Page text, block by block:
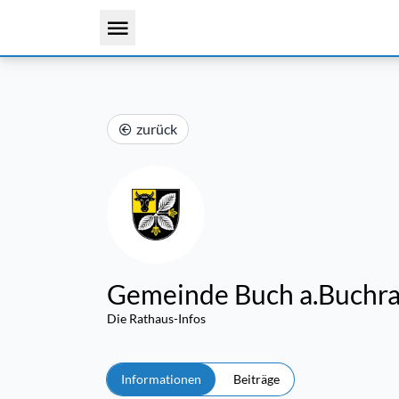
zurück
Gemeinde Buch
Die Rathaus-Infos
Informationen Beiträge